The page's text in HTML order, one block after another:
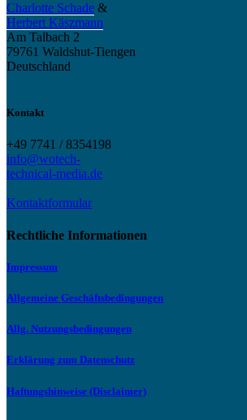
Charlotte Schade &
Herbert Käszmann
Am Talbach 2
79761 Waldshut-Tiengen
Deutschland
Kontakt
+49 7741 / 8354198
info@wotech-
technical-media.de
Kontaktformular
Rechtliche Informationen
Impressum
Allgemeine Geschäftsbedingungen
Allg. Nutzungsbedingungen
Erklärung zum Datenschutz
Haftungshinweise (Disclaimer)